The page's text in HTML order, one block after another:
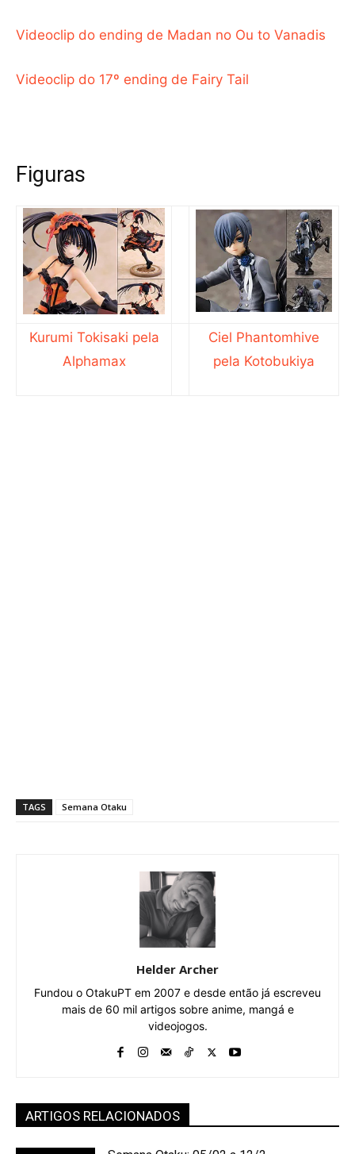
Videoclip do ending de Madan no Ou to Vanadis
Videoclip do 17º ending de Fairy Tail
Figuras
Kurumi Tokisaki pela
Alphamax
Ciel Phantomhive
pela Kotobukiya
TAGS Semana Otaku
Helder Archer
Fundou o OtakuPT em 2007 e desde então já escreveu
mais de 60 mil artigos sobre anime, mangá e
videojogos.
ARTIGOS RELACIONADOS